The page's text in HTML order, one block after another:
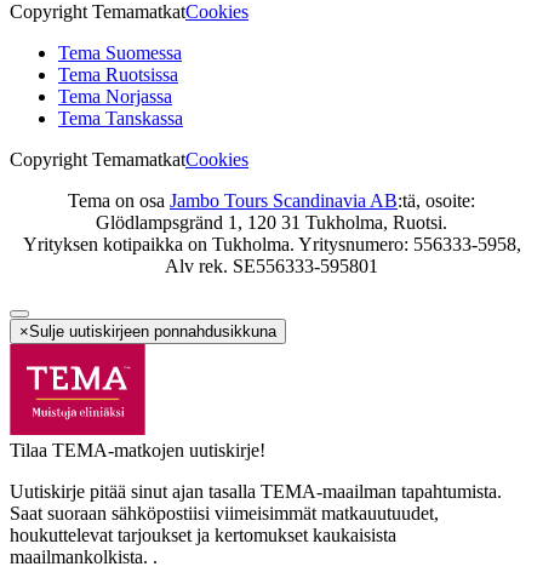
Copyright TemamatkatCookies
Tema Suomessa
Tema Ruotsissa
Tema Norjassa
Tema Tanskassa
Copyright TemamatkatCookies
Tema on osa Jambo Tours Scandinavia AB:tä, osoite:
Glödlampsgränd 1, 120 31 Tukholma, Ruotsi.
Yrityksen kotipaikka on Tukholma. Yritysnumero: 556333-5958,
Alv rek. SE556333-595801
×Sulje uutiskirjeen ponnahdusikkuna
Tilaa TEMA-matkojen uutiskirje!
Uutiskirje pitää sinut ajan tasalla TEMA-maailman tapahtumista.
Saat suoraan sähköpostiisi viimeisimmät matkauutuudet,
houkuttelevat tarjoukset ja kertomukset kaukaisista
maailmankolkista. .